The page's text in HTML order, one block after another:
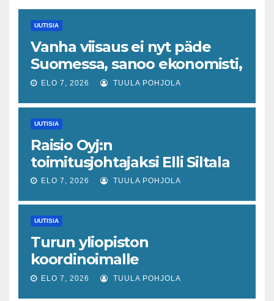
UUTISIA
Vanha viisaus ei nyt päde
Suomessa, sanoo ekonomisti,
joka odottaa työllisyyteen
piristymistä
ELO 7, 2026 TUULA POHJOLA
UUTISIA
Raisio Oyj:n
toimitusjohtajaksi Elli Siltala
ELO 7, 2026 TUULA POHJOLA
UUTISIA
Turun yliopiston
koordinoimalle
tohtoriverkostolle 4,4
ELO 7, 2026 TUULA POHJOLA